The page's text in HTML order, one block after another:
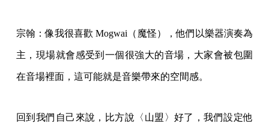
宗翰：像我很喜歡 Mogwai（魔怪），他們以樂器演奏為
主，現場就會感受到一個很強大的音場，大家會被包圍
在音場裡面，這可能就是音樂帶來的空間感。
回到我們自己來說，比方說〈山盟〉好了，我們設定他